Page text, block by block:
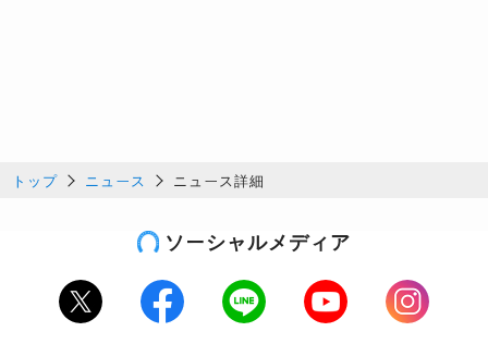
トップ ニュース ニュース詳細
ソーシャルメディア
Twitter Facebook LINE Youtube
Instagram